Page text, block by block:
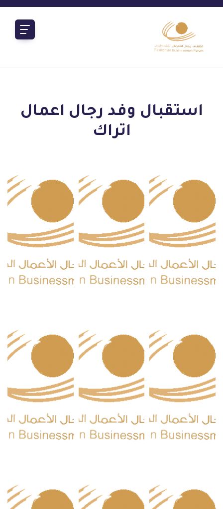
استقبال وفد رجال اعمال
اتراك